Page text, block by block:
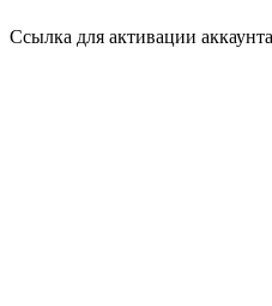
Ссылка для активации